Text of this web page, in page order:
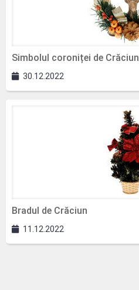
Simbolul coroniței de Crăciun
30.12.2022
Bradul de Crăciun
11.12.2022